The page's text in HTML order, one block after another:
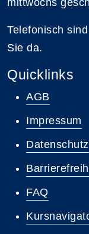
Telefonisch
Sie da.
Quicklinks
AGB
Impressum
Datenschutz
FAQ